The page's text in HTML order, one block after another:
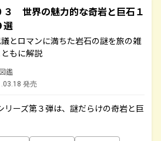
３ 世界の魅力的な奇岩と巨石１
選
とロマンに満ちた岩石の謎を旅の雑
もに解説
鑑
発売
リーズ第３弾は、謎だらけの奇岩と巨